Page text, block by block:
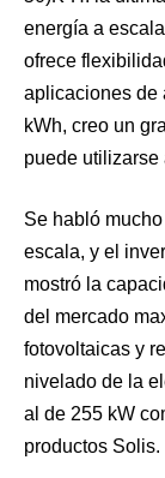
energía a
ofrece
aplicaciones de
kWh, creo un
puede utilizarse
Se habló
escala, y el
mostró la
del mercado
fotovoltaicas y
nivelado de la
al de 255 kW
productos Solis.